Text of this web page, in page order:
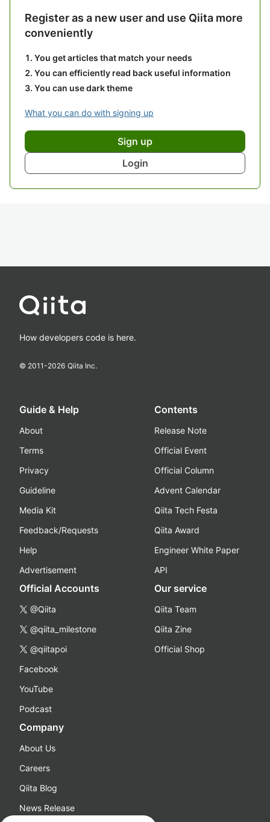
Register as a new user and use Qiita more
conveniently
You get articles that match your needs
You can efficiently read back useful information
You can use dark theme
What you can do with signing up
Sign up
Login
How developers code is here.
© 2011-2026 Qiita Inc.
Guide & Help
About
Terms
Privacy
Guideline
Media Kit
Feedback/Requests
Help
Advertisement
Contents
Release Note
Official Event
Official Column
Advent Calendar
Qiita Tech Festa
Qiita Award
Engineer White Paper
API
Official Accounts
@Qiita
@qiita_milestone
@qiitapoi
Facebook
YouTube
Podcast
Our service
Qiita Team
Qiita Zine
Official Shop
Company
About Us
Careers
Qiita Blog
News Release